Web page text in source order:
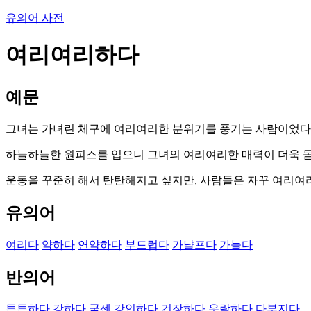
유의어 사전
여리여리하다
예문
그녀는 가녀린 체구에 여리여리한 분위기를 풍기는 사람이었
하늘하늘한 원피스를 입으니 그녀의 여리여리한 매력이 더욱
운동을 꾸준히 해서 탄탄해지고 싶지만, 사람들은 자꾸 여리여
유의어
여리다 약하다 연약하다 부드럽다 가냘프다 가늘다
반의어